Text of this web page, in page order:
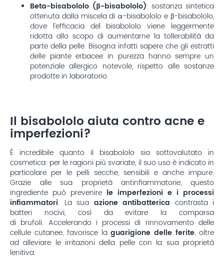
Beta-bisabololo (β-bisabololo): sostanza sintetica
ottenuta dalla miscela di α-bisabololo e β-bisabololo,
dove l’efficacia del bisabololo viene leggermente
ridotta allo scopo di aumentarne la tollerabilità da
parte della pelle. Bisogna infatti sapere che gli estratti
delle piante erbacee in purezza hanno sempre un
potenziale allergico notevole, rispetto alle sostanze
prodotte in laboratorio.
Il bisabololo aiuta contro acne e
imperfezioni?
È incredibile quanto il bisabololo sia sottovalutato in
cosmetica: per le ragioni più svariate, il suo uso è indicato in
particolare per le pelli secche, sensibili e anche impure.
Grazie alle sua proprietà antinfiammatorie, questo
ingrediente può prevenire le imperfezioni e i processi
infiammatori. La sua azione antibatterica contrasta i
batteri nocivi, così da evitare la comparsa
di brufoli. Accelerando i processi di rinnovamento delle
cellule cutanee, favorisce laguarigione delle ferite, oltre
ad alleviare le irritazioni della pelle con la sua proprietà
lenitiva.